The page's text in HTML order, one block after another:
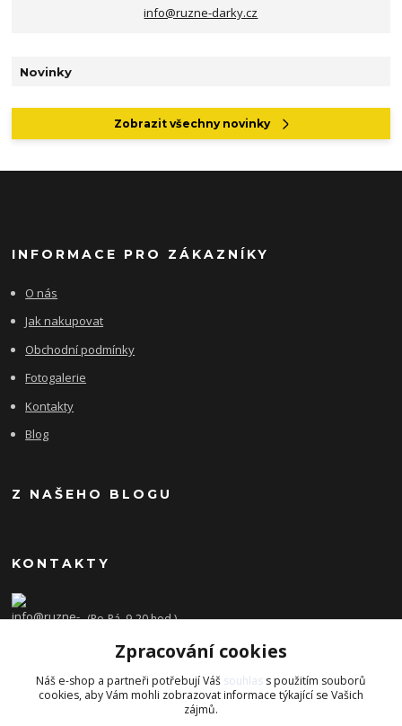
info@ruzne-darky.cz
Novinky
Zobrazit všechny novinky
INFORMACE PRO ZÁKAZNÍKY
O nás
Jak nakupovat
Obchodní podmínky
Fotogalerie
Kontakty
Blog
Z NAŠEHO BLOGU
KONTAKTY
(Po-Pá, 9-20 hod.)
info@ruzne-darky.cz
Zpracování cookies
Náš e-shop a partneři potřebují Váš souhlas s použitím souborů
cookies, aby Vám mohli zobrazovat informace týkající se Vašich
zájmů.